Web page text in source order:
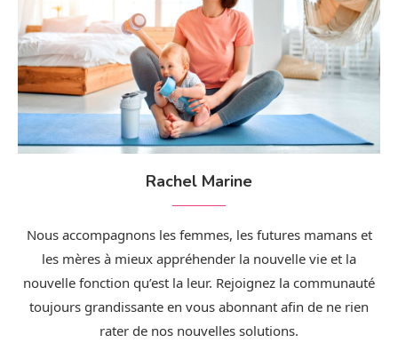
Rachel Marine
Nous accompagnons les femmes, les futures mamans et
les mères à mieux appréhender la nouvelle vie et la
nouvelle fonction qu’est la leur. Rejoignez la communauté
toujours grandissante en vous abonnant afin de ne rien
rater de nos nouvelles solutions.